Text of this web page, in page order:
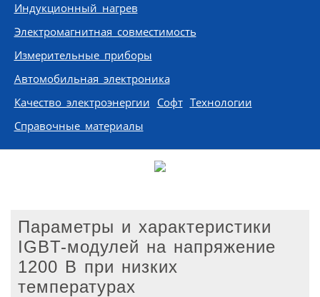
Индукционный нагрев
Электромагнитная совместимость
Измерительные приборы
Автомобильная электроника
Качество электроэнергии Софт Технологии
Справочные материалы
Параметры и характеристики
IGBT-модулей на напряжение
1200 В при низких
температурах